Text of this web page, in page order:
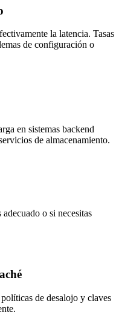
la latencia. Tasas
de configuración o
en sistemas backend
de almacenamiento.
o si necesitas
de desalojo y claves